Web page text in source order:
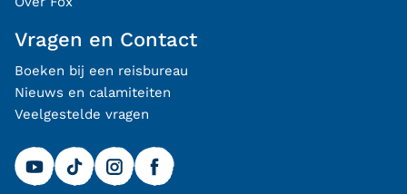
Vragen en Contact
Boeken bij een reisbureau
Nieuws en calamiteiten
Veelgestelde vragen